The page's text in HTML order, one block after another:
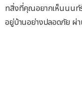
ทสิ่งที่คุณอยากเห็นนนท์
อยู่บ้านอย่างปลอดภัย ผ่